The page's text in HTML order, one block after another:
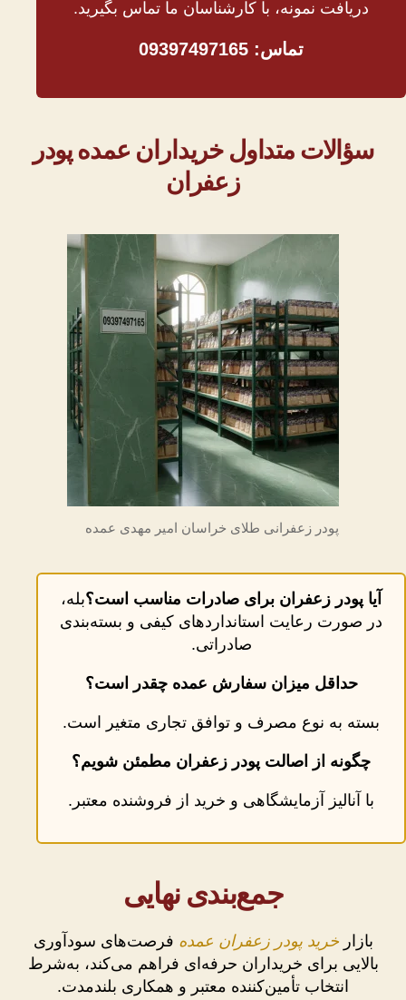
دریافت نمونه، با کارشناسان ما تماس بگیرید.
تماس: 09397497165
سؤالات متداول خریداران عمده پودر
زعفران
پودر زعفرانی طلای خراسان امیر مهدی عمده
آیا پودر زعفران برای صادرات مناسب است؟بله،
در صورت رعایت استانداردهای کیفی و بسته‌بندی
صادراتی.
حداقل میزان سفارش عمده چقدر است؟
بسته به نوع مصرف و توافق تجاری متغیر است.
چگونه از اصالت پودر زعفران مطمئن شویم؟
با آنالیز آزمایشگاهی و خرید از فروشنده معتبر.
جمع‌بندی نهایی
بازارخرید پودر زعفران عمده فرصت‌های سودآوری
بالایی برای خریداران حرفه‌ای فراهم می‌کند، به‌شرط
انتخاب تأمین‌کننده معتبر و همکاری بلندمدت.